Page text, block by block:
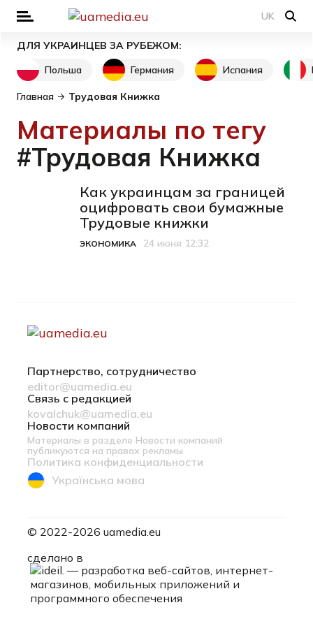
UK
ДЛЯ УКРАИНЦЕВ ЗА РУБЕЖОМ:
Польша
Германия Испания
Главная Трудовая Книжка
Материалы по тегу
#Трудовая Книжка
Как украинцам за границей
оцифровать свои бумажные
Трудовые книжки
Категория
ЭКОНОМИКА
Дата публикации
24 июня 12:32
Партнерство, сотрудничество
editor@uamedia.eu
Связь с редакцией
kovalchuk@uamedia.eu
Новости компаний
Материалы в разделе Новости компаний
публикуются на правах рекламы
Политика конфиденциальности
Українська мова
© 2022-2026 uamedia.eu
сделано в